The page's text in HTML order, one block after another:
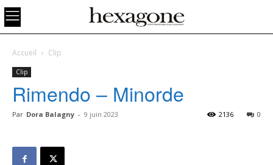
Accueil Clip
Clip
Rimendo – Minorde
Par Dora Balagny - 9 juin 2023 0
2136